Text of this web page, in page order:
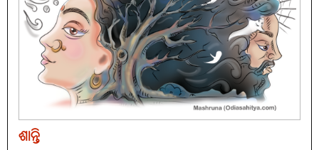
ଶାନ୍ତି